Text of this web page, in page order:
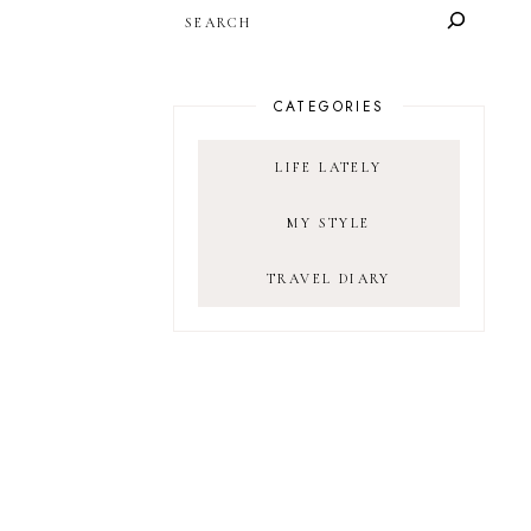
CATEGORIES
LIFE LATELY
MY STYLE
TRAVEL DIARY